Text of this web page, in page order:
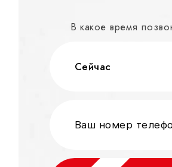
В какое время
Сейчас